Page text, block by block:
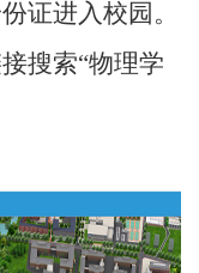
证进入校园。
搜索“物理学